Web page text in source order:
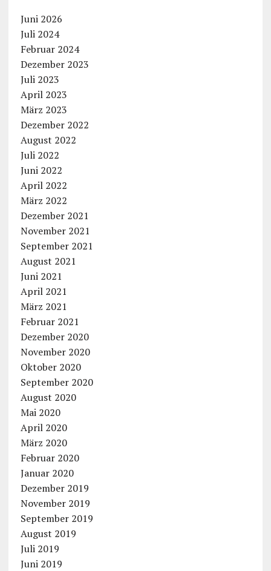
Juni 2026
Juli 2024
Februar 2024
Dezember 2023
Juli 2023
April 2023
März 2023
Dezember 2022
August 2022
Juli 2022
Juni 2022
April 2022
März 2022
Dezember 2021
November 2021
September 2021
August 2021
Juni 2021
April 2021
März 2021
Februar 2021
Dezember 2020
November 2020
Oktober 2020
September 2020
August 2020
Mai 2020
April 2020
März 2020
Februar 2020
Januar 2020
Dezember 2019
November 2019
September 2019
August 2019
Juli 2019
Juni 2019